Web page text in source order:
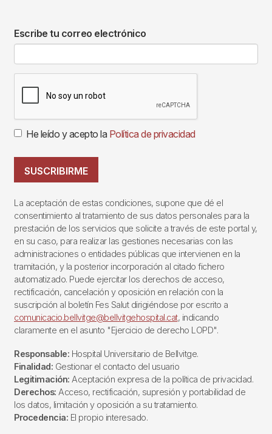
Escribe tu correo electrónico
He leído y acepto la Política de privacidad
SUSCRIBIRME
La aceptación de estas condiciones, supone que dé el
consentimiento al tratamiento de sus datos personales para la
prestación de los servicios que solicite a través de este portal y,
en su caso, para realizar las gestiones necesarias con las
administraciones o entidades públicas que intervienen en la
tramitación, y la posterior incorporación al citado fichero
automatizado. Puede ejercitar los derechos de acceso,
rectificación, cancelación y oposición en relación con la
suscripción al boletín Fes Salut dirigiéndose por escrito a
comunicacio.bellvitge@bellvitgehospital.cat, indicando
claramente en el asunto "Ejercicio de derecho LOPD".
Responsable: Hospital Universitario de Bellvitge.
Finalidad: Gestionar el contacto del usuario
Legitimación: Aceptación expresa de la política de privacidad.
Derechos: Acceso, rectificación, supresión y portabilidad de
los datos, limitación y oposición a su tratamiento.
Procedencia: El propio interesado.